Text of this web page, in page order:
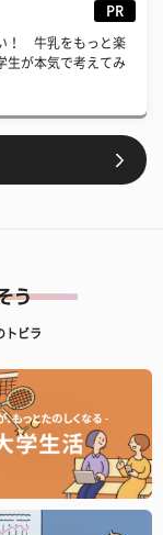
PR
！ 牛乳をもっと楽
生が本気で考えてみ
トビラ